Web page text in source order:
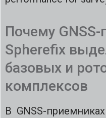
Почему
Spherefix
базовых и
комплексов
В GNSS-